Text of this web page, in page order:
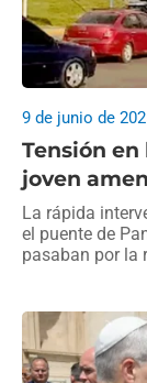
Tensión en
joven
9 de junio de
La rápida
el puente de
pasaban por la